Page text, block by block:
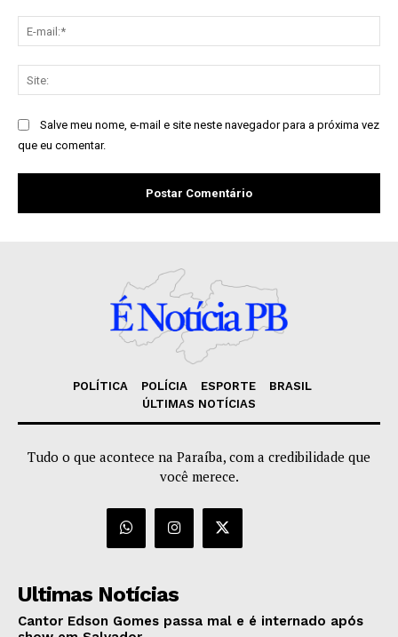
Salve meu nome, e-mail e site neste navegador para a próxima vez
que eu comentar.
POLÍTICA POLÍCIA ESPORTE
BRASIL
ÚLTIMAS NOTÍCIAS
Tudo o que acontece na Paraíba, com a credibilidade que
você merece.
Ultimas Notícias
Cantor Edson Gomes passa mal e é internado após